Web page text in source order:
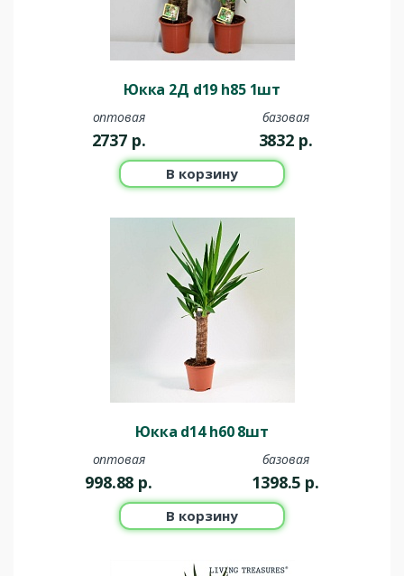
Юкка 2Д d19 h85 1шт
оптовая
2737 р.
базовая
3832 р.
В корзину
Юкка d14 h60 8шт
оптовая
998.88 р.
базовая
1398.5 р.
В корзину